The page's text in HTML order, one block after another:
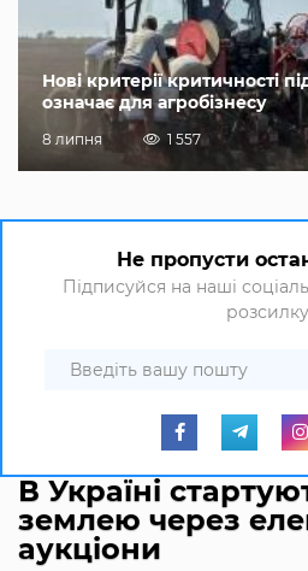
Нові критерії критичності
означає для агробізнесу
8 липня 1 557
Не пропусти
Підписуйся на наші
В Україні
землею через
аукціони